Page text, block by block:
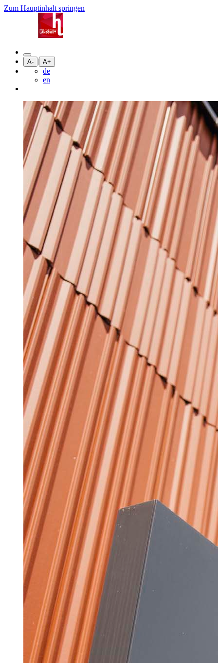
Zum Hauptinhalt springen
A- | A+
de
en